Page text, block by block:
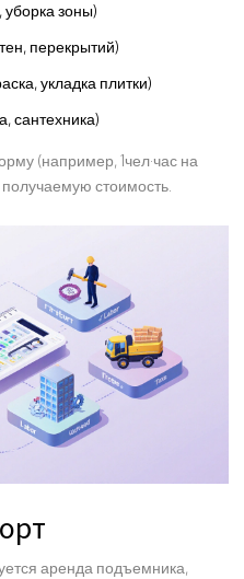
зоны)
перекрытий)
укладка плитки)
сантехника)
(например, 1чел·час на
стоимость.
аренда подъемника,